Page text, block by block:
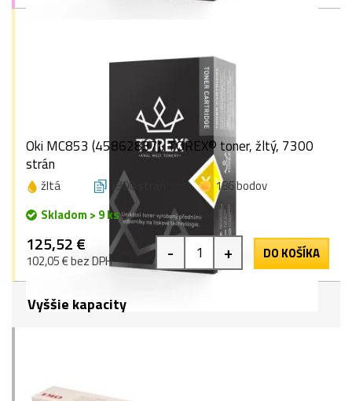
Oki MC853 (45862837), TOREX® toner, žltý, 7300
strán
žltá 7300 strán
186 bodov
Skladom > 9 ks
125,52 €
102,05 € bez DPH - + DO KOŠÍKA
Vyššie kapacity